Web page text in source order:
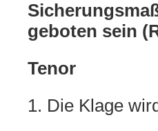
geboten sein
Tenor
1. Die Klage